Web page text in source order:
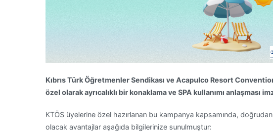
Kıbrıs Türk Öğretmenler Sendikası ve Acapulco Resort
özel olarak ayrıcalıklı bir konaklama ve SPA kullanımı anlaşması
KTÖS üyelerine özel hazırlanan bu kampanya kapsamında,
olacak avantajlar aşağıda bilgilerinize sunulmuştur: